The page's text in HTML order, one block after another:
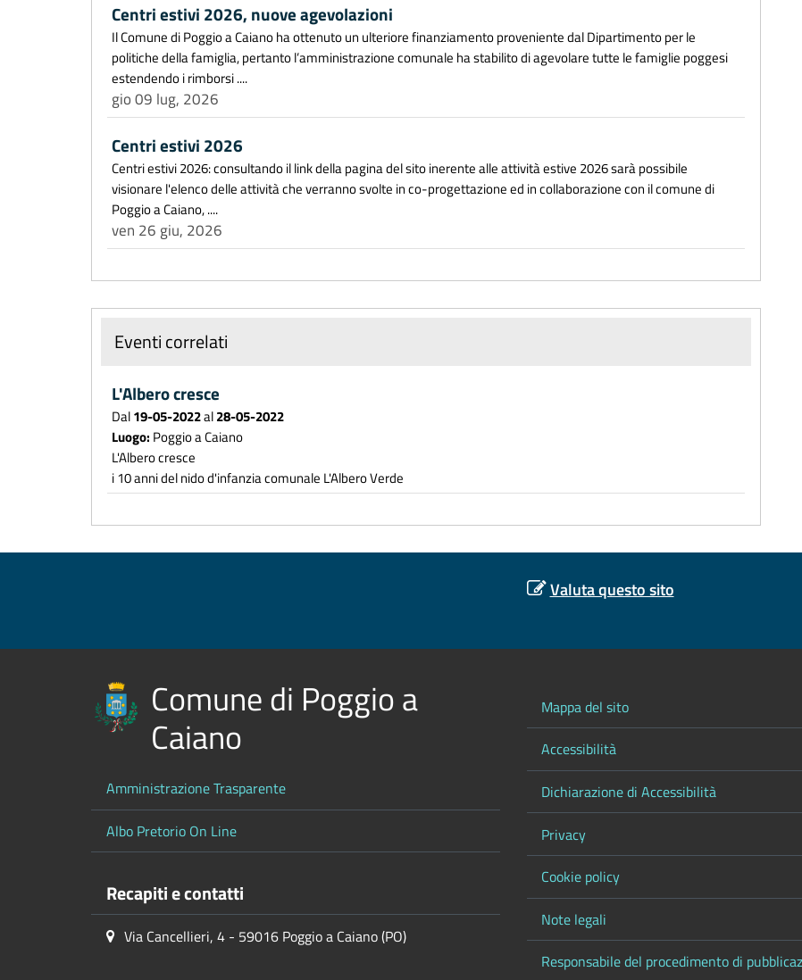
Centri estivi 2026, nuove agevolazioni
Il Comune di Poggio a Caiano ha ottenuto un ulteriore finanziamento proveniente dal Dipartimento per le
politiche della famiglia, pertanto l’amministrazione comunale ha stabilito di agevolare tutte le famiglie poggesi
estendendo i rimborsi ....
gio 09 lug, 2026
Centri estivi 2026
Centri estivi 2026: consultando il link della pagina del sito inerente alle attività estive 2026 sarà possibile
visionare l'elenco delle attività che verranno svolte in co-progettazione ed in collaborazione con il comune di
Poggio a Caiano, ....
ven 26 giu, 2026
Eventi correlati
L'Albero cresce
Dal19-05-2022al28-05-2022
Luogo: Poggio a Caiano
L'Albero cresce
i 10 anni del nido d'infanzia comunale L'Albero Verde
Valuta questo sito
Comune di Poggio a
Caiano
Amministrazione Trasparente
Albo Pretorio On Line
Recapiti e contatti
Via Cancellieri, 4 - 59016 Poggio a Caiano (PO)
Mappa del sito
Accessibilità
Dichiarazione di Accessibilità
Privacy
Cookie policy
Note legali
Responsabile del procedimento di